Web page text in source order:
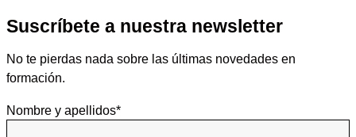
Suscríbete a nuestra newsletter
No te pierdas nada sobre las últimas novedades en
formación.
Nombre y apellidos*